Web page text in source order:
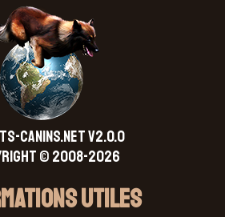
CANINS.NET V2.0.0
© 2008-2026
Utiles